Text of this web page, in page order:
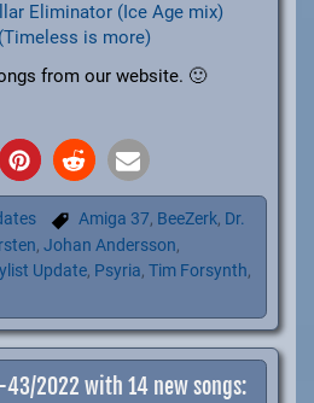
Eliminator (Ice Age mix)
is more)
from our website. 🙂
Amiga 37, BeeZerk, Dr.
, Johan Andersson,
Update, Psyria, Tim Forsynth,
2022 with 14 new songs: